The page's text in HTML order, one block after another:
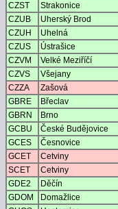
CZST
Strakonice
CZUB
Uherský Brod
CZUH
Uhelná
CZUS
Ústrašice
CZVM
Velké Meziříčí
CZVS
Všejany
CZZA
Zašová
GBRE
Břeclav
GBRN
Brno
GCBU
České Budějovice
GCES
Česnovice
GCET
Cetviny
SCET
Cetviny
GDE2
Děčín
GDOM
Domažlice